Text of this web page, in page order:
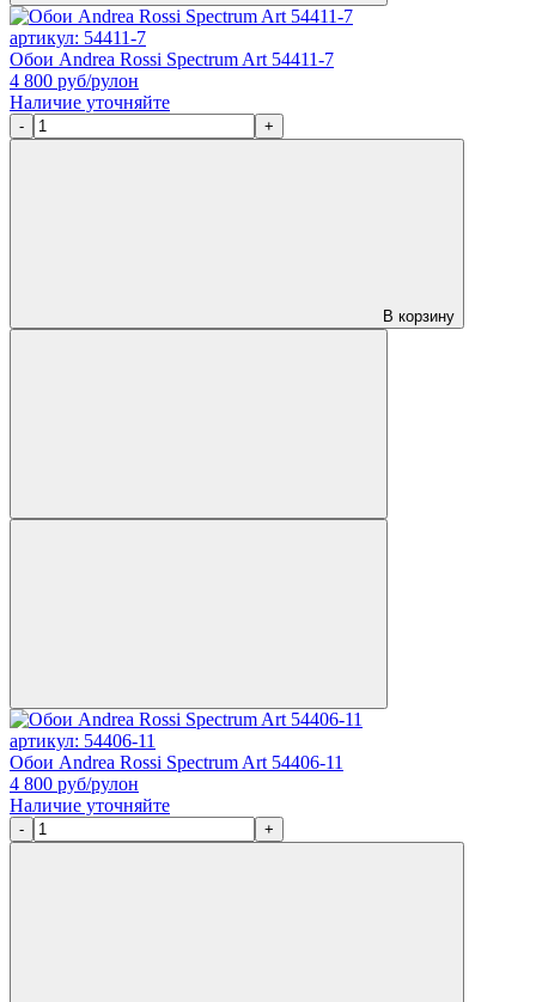
артикул: 54411-7
Обои Andrea Rossi Spectrum Art 54411-7
4 800 руб/рулон
Наличие уточняйте
- +
В корзину
артикул: 54406-11
Обои Andrea Rossi Spectrum Art 54406-11
4 800 руб/рулон
Наличие уточняйте
- +